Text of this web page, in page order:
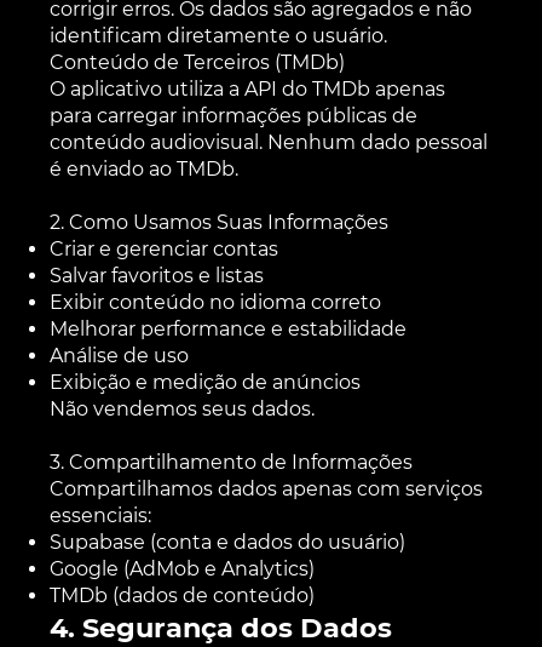
corrigir erros. Os dados são agregados e não
identificam diretamente o usuário.
Conteúdo de Terceiros (TMDb)
O aplicativo utiliza a API do TMDb apenas
para carregar informações públicas de
conteúdo audiovisual. Nenhum dado pessoal
é enviado ao TMDb.
2. Como Usamos Suas Informações
Criar e gerenciar contas
Salvar favoritos e listas
Exibir conteúdo no idioma correto
Melhorar performance e estabilidade
Análise de uso
Exibição e medição de anúncios
Não vendemos seus dados.
3. Compartilhamento de Informações
Compartilhamos dados apenas com serviços
essenciais:
Supabase (conta e dados do usuário)
Google (AdMob e Analytics)
TMDb (dados de conteúdo)
4. Segurança dos Dados